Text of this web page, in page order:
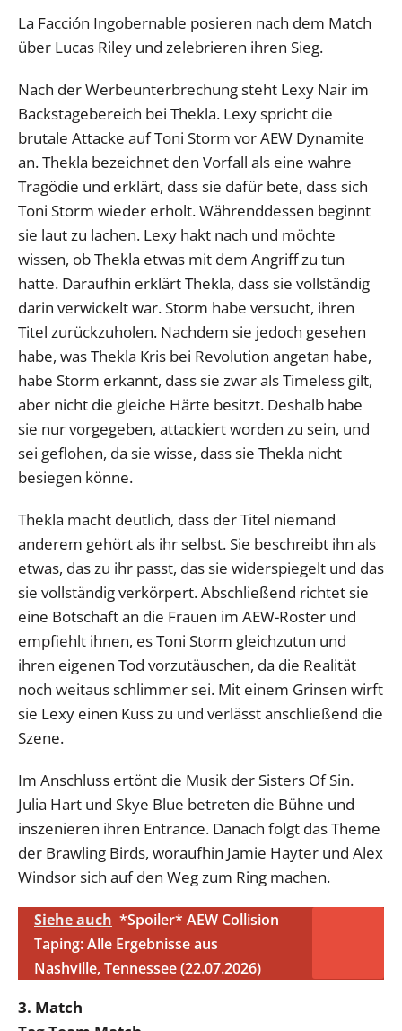
La Facción Ingobernable posieren nach dem Match
über Lucas Riley und zelebrieren ihren Sieg.
Nach der Werbeunterbrechung steht Lexy Nair im
Backstagebereich bei Thekla. Lexy spricht die
brutale Attacke auf Toni Storm vor AEW Dynamite
an. Thekla bezeichnet den Vorfall als eine wahre
Tragödie und erklärt, dass sie dafür bete, dass sich
Toni Storm wieder erholt. Währenddessen beginnt
sie laut zu lachen. Lexy hakt nach und möchte
wissen, ob Thekla etwas mit dem Angriff zu tun
hatte. Daraufhin erklärt Thekla, dass sie vollständig
darin verwickelt war. Storm habe versucht, ihren
Titel zurückzuholen. Nachdem sie jedoch gesehen
habe, was Thekla Kris bei Revolution angetan habe,
habe Storm erkannt, dass sie zwar als Timeless gilt,
aber nicht die gleiche Härte besitzt. Deshalb habe
sie nur vorgegeben, attackiert worden zu sein, und
sei geflohen, da sie wisse, dass sie Thekla nicht
besiegen könne.
Thekla macht deutlich, dass der Titel niemand
anderem gehört als ihr selbst. Sie beschreibt ihn als
etwas, das zu ihr passt, das sie widerspiegelt und das
sie vollständig verkörpert. Abschließend richtet sie
eine Botschaft an die Frauen im AEW-Roster und
empfiehlt ihnen, es Toni Storm gleichzutun und
ihren eigenen Tod vorzutäuschen, da die Realität
noch weitaus schlimmer sei. Mit einem Grinsen wirft
sie Lexy einen Kuss zu und verlässt anschließend die
Szene.
Im Anschluss ertönt die Musik der Sisters Of Sin.
Julia Hart und Skye Blue betreten die Bühne und
inszenieren ihren Entrance. Danach folgt das Theme
der Brawling Birds, woraufhin Jamie Hayter und Alex
Windsor sich auf den Weg zum Ring machen.
Siehe auch *Spoiler* AEW Collision
Taping: Alle Ergebnisse aus
Nashville, Tennessee (22.07.2026)
3. Match